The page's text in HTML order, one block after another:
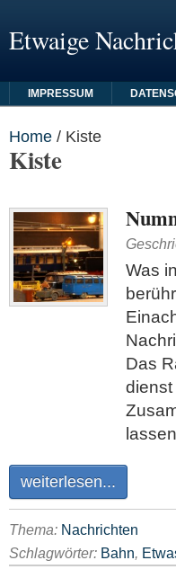
Etwaige
IMPRESSUM
Home / Kiste
Kiste
Was
Das
weiterlesen...
Thema: Nachrichten
Schlagwörter: Bahn,